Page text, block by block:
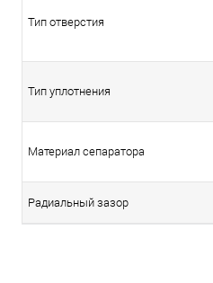
Тип отверстия
Тип уплотнения
Материал сепаратора
Радиальный зазор